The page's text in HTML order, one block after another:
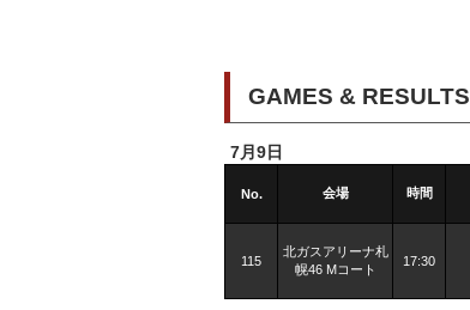
GAMES & RESULTS
7月9日
No. 会場 時間
115
北ガスアリーナ札
幌46 Mコート
17:30